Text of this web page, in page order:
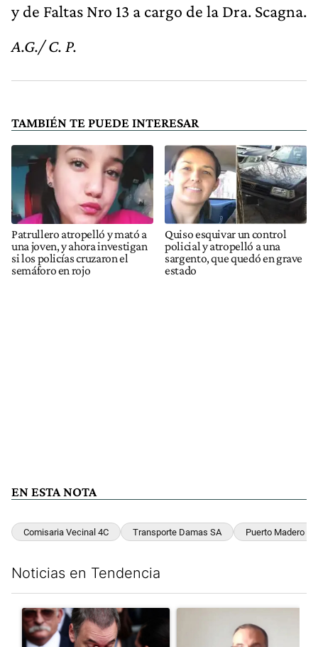
y de Faltas Nro 13 a cargo de la Dra. Scagna.
A.G./ C. P.
TAMBIÉN TE PUEDE INTERESAR
Patrullero atropelló y mató a
una joven, y ahora investigan
si los policías cruzaron el
semáforo en rojo
Quiso esquivar un control
policial y atropelló a una
sargento, que quedó en grave
estado
EN ESTA NOTA
Comisaria Vecinal 4C Transporte Damas SA Puerto Madero
Noticias en Tendencia
Un artículo de tendencia con el título "El fiscal intimó a